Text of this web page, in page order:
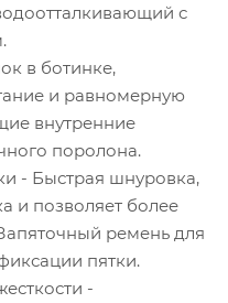
с
в ботинке,
и равномерную
внутренние
поролона.
- Быстрая шнуровка,
и позволяет более
ремень для
пятки.
-